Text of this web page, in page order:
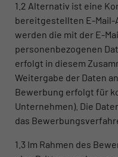
1.2 Alternativ ist eine
bereitgestellten E-Mail-
werden die mit der E-
personenbezogenen
erfolgt in diesem
Weitergabe der Daten
Bewerbung erfolgt für
Unternehmen). Die
das
1.3 Im Rahmen des